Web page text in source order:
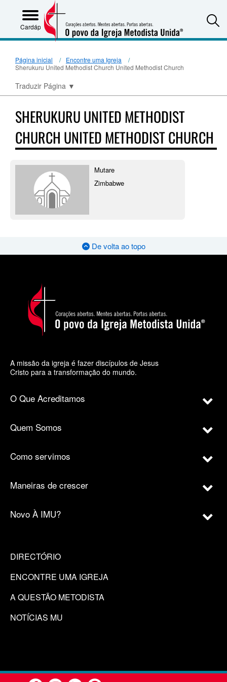
Cardápio
Página inicial
Encontre uma Igreja
Sherukuru United Methodist Church United Methodist Church
Traduzir Página ▼
SHERUKURU UNITED METHODIST
CHURCH UNITED METHODIST CHURCH
Mutare
Zimbabwe
De volta ao topo
A missão da igreja é fazer discípulos de Jesus
Cristo para a transformação do mundo.
O Que Acreditamos
Quem Somos
Como servimos
Maneiras de crescer
Novo À IMU?
DIRECTÓRIO
ENCONTRE UMA IGREJA
A QUESTÃO METODISTA
NOTÍCIAS MU